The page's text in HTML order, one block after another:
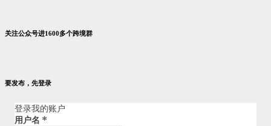
关注公众号进1600多个跨境群
要发布，先登录
登录我的账户
用户名 *